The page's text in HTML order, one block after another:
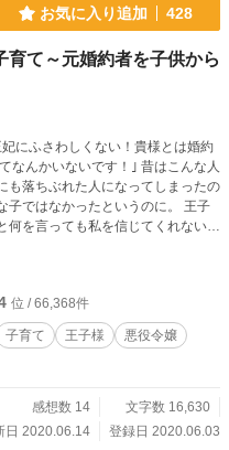
お気に入り追加 428
て～元婚約者を子供から
にふさわしくない！貴様とは婚約
も落ちぶれた人になってしまったの
はなかったというのに。 王子
何を言っても私を信じてくれない王
｣ ｢いや
女になった
リーズは荷居人タグでまとめてい
ます！
位 / 66,368件
子育て 王子様
悪役令嬢
感想数 14
文字数 16,630
日 2020.06.14
登録日 2020.06.03